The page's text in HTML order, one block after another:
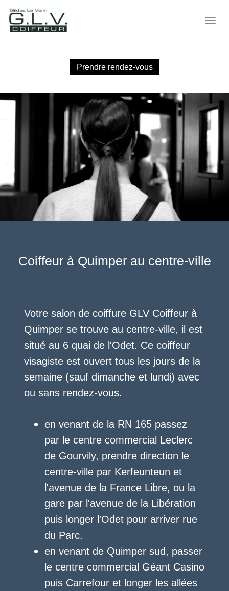
Prendre rendez-vous
Coiffeur à Quimper au centre-ville
Votre salon de coiffure GLV Coiffeur à
Quimper se trouve au centre-ville, il est
situé au 6 quai de l'Odet. Ce coiffeur
visagiste est ouvert tous les jours de la
semaine (sauf dimanche et lundi) avec
ou sans rendez-vous.
en venant de la RN 165 passez
par le centre commercial Leclerc
de Gourvily, prendre direction le
centre-ville par Kerfeunteun et
l'avenue de la France Libre, ou la
gare par l'avenue de la Libération
puis longer l'Odet pour arriver rue
du Parc.
en venant de Quimper sud, passer
le centre commercial Géant Casino
puis Carrefour et longer les allées